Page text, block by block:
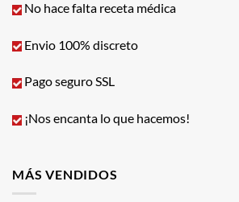
No hace falta receta médica
Envio 100% discreto
Pago seguro SSL
¡Nos encanta lo que hacemos!
MÁS VENDIDOS